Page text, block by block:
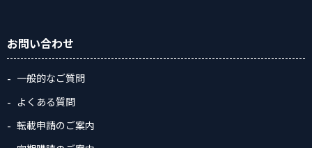
お問い合わせ
一般的なご質問
よくある質問
転載申請のご案内